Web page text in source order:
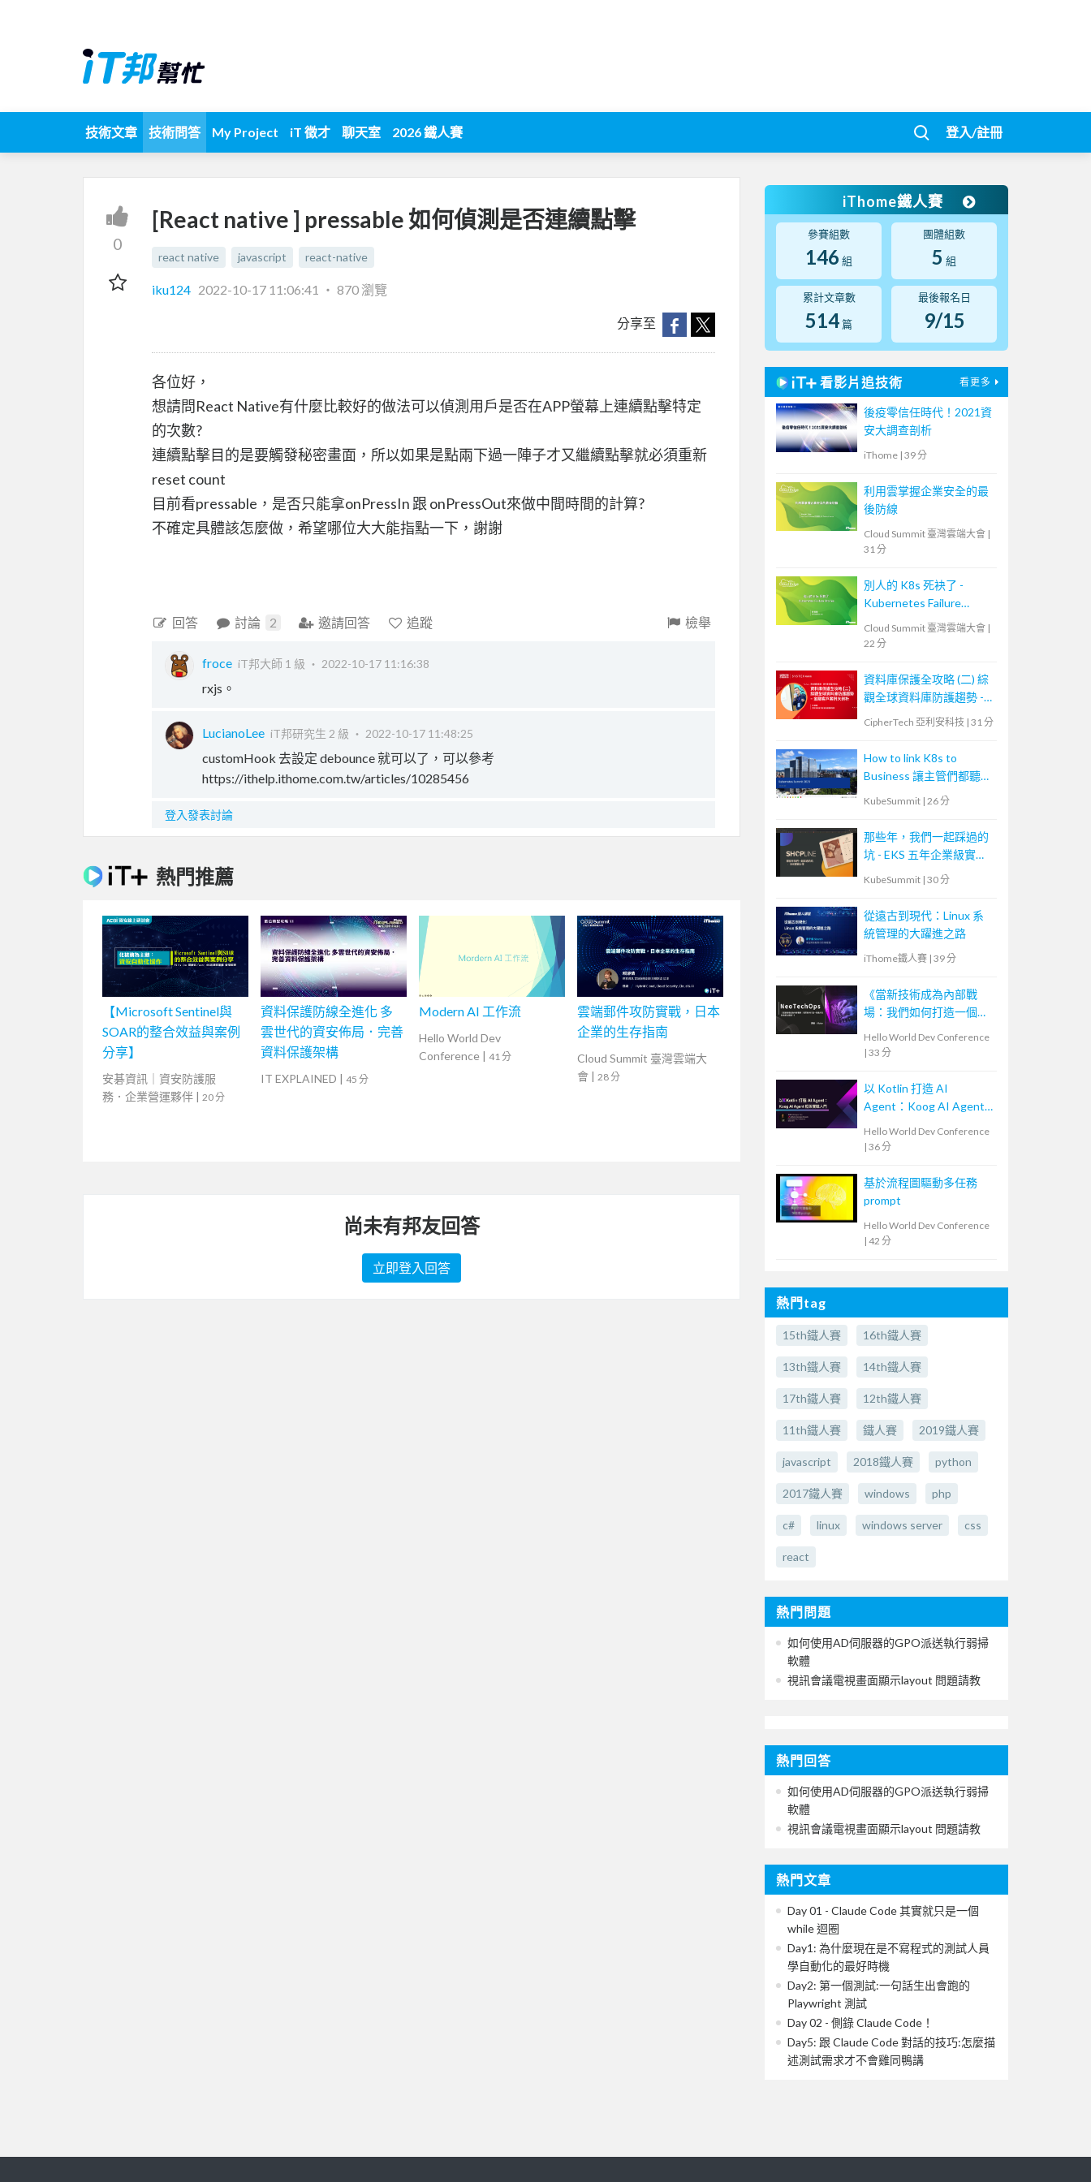
技術文章 技術問答 My Project iT 徵才 聊天室 2026 鐵人賽 登入/註冊
0
[React native ] pressable 如何偵測是否連續點擊
react native javascript react-native
iku124 2022-10-17 11:06:41 ‧ 870 瀏覽
分享至
各位好，
想請問React Native有什麼比較好的做法可以偵測用戶是否在APP螢幕上連續點擊特定
的次數?
連續點擊目的是要觸發秘密畫面，所以如果是點兩下過一陣子才又繼續點擊就必須重新
reset count
目前看pressable，是否只能拿onPressIn 跟 onPressOut來做中間時間的計算?
不確定具體該怎麼做，希望哪位大大能指點一下，謝謝
回答 討論 2 邀請回答 追蹤 檢舉
froce iT邦大師 1 級 ‧ 2022-10-17 11:16:38
rxjs。
LucianoLee iT邦研究生 2 級 ‧ 2022-10-17 11:48:25
customHook 去設定 debounce 就可以了，可以參考
https://ithelp.ithome.com.tw/articles/10285456
登入發表討論
熱門推薦
【Microsoft Sentinel與
SOAR的整合效益與案例
分享】
安碁資訊｜資安防護服
務．企業營運夥伴 | 20 分
資料保護防線全進化 多
雲世代的資安佈局．完善
資料保護架構
IT EXPLAINED | 45 分
Modern AI 工作流
Hello World Dev
Conference | 41 分
雲端郵件攻防實戰，日本
企業的生存指南
Cloud Summit 臺灣雲端大
會 | 28 分
尚未有邦友回答
立即登入回答
iThome鐵人賽
參賽組數
146 組
團體組數
5 組
累計文章數
514 篇
最後報名日
9/15
看影片追技術 看更多
後疫零信任時代！2021資
安大調查剖析
iThome | 39 分
利用雲掌握企業安全的最
後防線
Cloud Summit 臺灣雲端大會 |
31 分
別人的 K8s 死袂了 -
Kubernetes Failure
Cloud Summit 臺灣雲端大會 |
22 分
資料庫保護全攻略 (二) 綜
觀全球資料庫防護趨勢 -
金融客戶案例大剖析
CipherTech 亞利安科技 | 31 分
How to link K8s to
Business 讓主管們都聽得
KubeSummit | 26 分
那些年，我們一起踩過的
坑 - EKS 五年企業級實戰
KubeSummit | 30 分
從遠古到現代：Linux 系
統管理的大躍進之路
iThome鐵人賽 | 39 分
《當新技術成為內部戰
場：我們如何打造一個能
NeoTech Ops
Hello World Dev Conference
| 33 分
以 Kotlin 打造 AI
Agent：Koog AI Agent
Hello World Dev Conference
| 36 分
基於流程圖驅動多任務
prompt
Hello World Dev Conference
| 42 分
熱門tag
15th鐵人賽 16th鐵人賽
13th鐵人賽 14th鐵人賽
17th鐵人賽 12th鐵人賽
11th鐵人賽 鐵人賽 2019鐵人賽
javascript 2018鐵人賽 python
2017鐵人賽 windows php
c# linux windows server css
react
熱門問題
如何使用AD伺服器的GPO派送執行弱掃
軟體
視訊會議電視畫面顯示layout 問題請教
熱門回答
如何使用AD伺服器的GPO派送執行弱掃
軟體
視訊會議電視畫面顯示layout 問題請教
熱門文章
Day 01 - Claude Code 其實就只是一個
while 迴圈
Day1: 為什麼現在是不寫程式的測試人員
學自動化的最好時機
Day2: 第一個測試:一句話生出會跑的
Playwright 測試
Day 02 - 側錄 Claude Code！
Day5: 跟 Claude Code 對話的技巧:怎麼描
述測試需求才不會雞同鴨講